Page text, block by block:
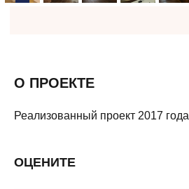
О ПРОЕКТЕ
Реализованный проект 2017 года
ОЦЕНИТЕ